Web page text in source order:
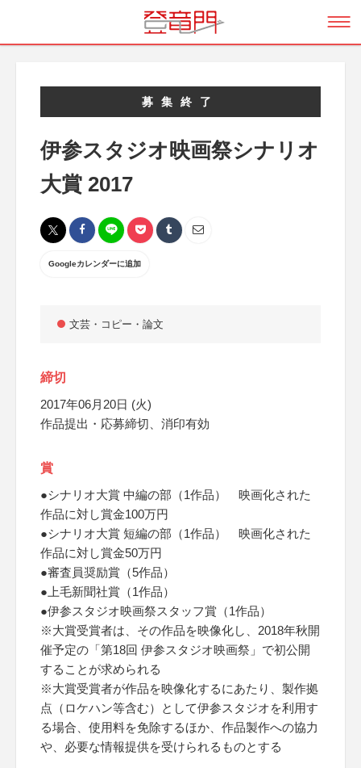
募集終了
伊参スタジオ映画祭シナリオ
大賞 2017
Googleカレンダーに追加
文芸・コピー・論文
締切
2017年06月20日 (火)
作品提出・応募締切、消印有効
賞
●シナリオ大賞 中編の部（1作品） 映画化された
作品に対し賞金100万円
●シナリオ大賞 短編の部（1作品） 映画化された
作品に対し賞金50万円
●審査員奨励賞（5作品）
●上毛新聞社賞（1作品）
●伊参スタジオ映画祭スタッフ賞（1作品）
※大賞受賞者は、その作品を映像化し、2018年秋開
催予定の「第18回 伊参スタジオ映画祭」で初公開
することが求められる
※大賞受賞者が作品を映像化するにあたり、製作拠
点（ロケハン等含む）として伊参スタジオを利用す
る場合、使用料を免除するほか、作品製作への協力
や、必要な情報提供を受けられるものとする